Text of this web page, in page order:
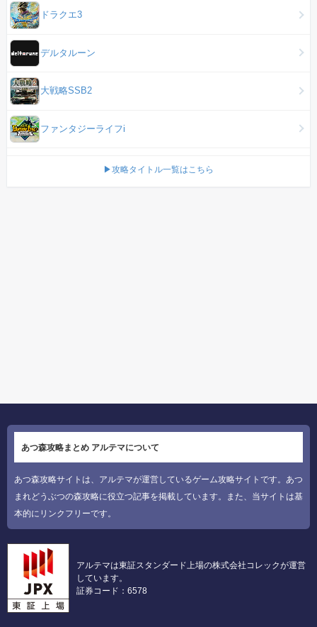
ドラクエ3
デルタルーン
大戦略SSB2
ファンタジーライフi
▶攻略タイトル一覧はこちら
あつ森攻略まとめ アルテマについて
あつ森攻略サイトは、アルテマが運営しているゲーム攻略サイトです。あつ
まれどうぶつの森攻略に役立つ記事を掲載しています。また、当サイトは基
本的にリンクフリーです。
アルテマは東証スタンダード上場の株式会社コレックが運営
しています。
証券コード：6578